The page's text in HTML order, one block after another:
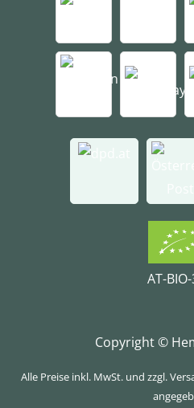
AT-
Copyright ©
Alle Preise inkl. MwSt. und zzgl.